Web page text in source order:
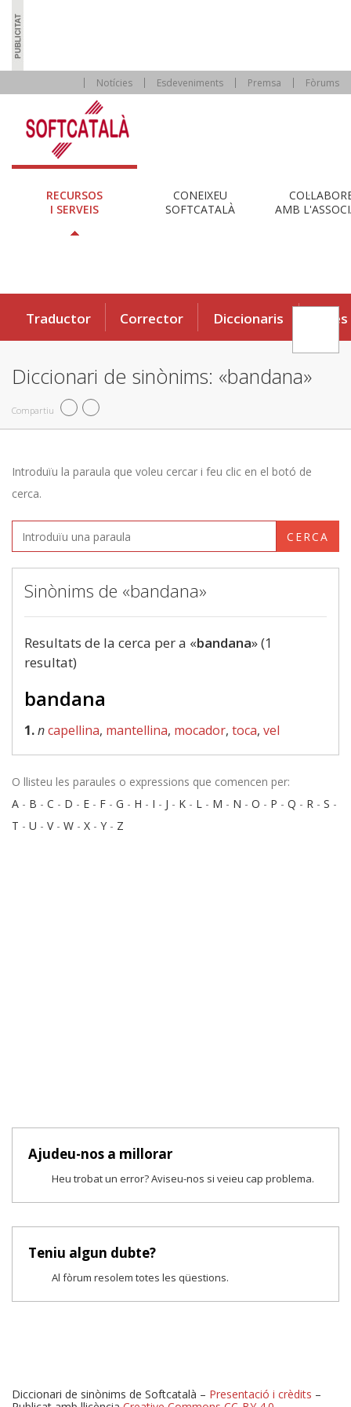
Notícies Esdeveniments Premsa Fòrums
RECURSOS
I SERVEIS
CONEIXEU
SOFTCATALÀ
AMB
Traductor Corrector Diccionaris Eines
Diccionari de sinònims: «bandana»
Compartiu
Introduïu la paraula que voleu cercar i feu clic en el botó de
cerca.
CERCA
Sinònims de «bandana»
Resultats de la cerca per a «bandana» (1
resultat)
bandana
1.ncapellina, mantellina, mocador, toca, vel
O llisteu les paraules o expressions que comencen per:
A - B - C - D - E - F - G - H - I - J - K - L - M - N - O - P - Q - R - S -
T - U - V- W - X - Y - Z
Ajudeu-nos a millorar
Heu trobat un error? Aviseu-nos si veieu cap problema.
Teniu algun dubte?
Al fòrum resolem totes les qüestions.
Diccionari de sinònims de Softcatalà – Presentació i crèdits –